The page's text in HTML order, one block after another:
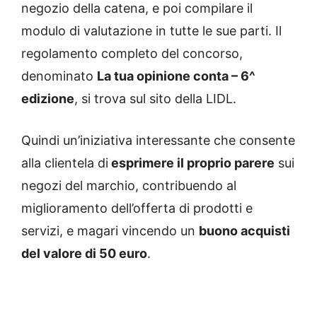
negozio della catena, e poi compilare il
modulo di valutazione in tutte le sue parti. Il
regolamento completo del concorso,
denominato La tua opinione conta – 6^
edizione, si trova sul sito della LIDL.
Quindi un’iniziativa interessante che consente
alla clientela diesprimere il proprio parere sui
negozi del marchio, contribuendo al
miglioramento dell’offerta di prodotti e
servizi, e magari vincendo un buono acquisti
del valore di 50 euro.